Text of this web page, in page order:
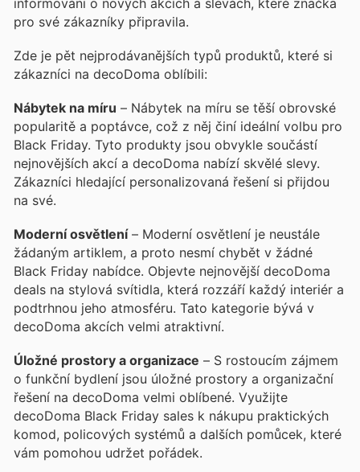
pro své zákazníky připravila.
Zde je pět nejprodávanějších typů produktů, které si
zákazníci na decoDoma oblíbili:
Nábytek na míru – Nábytek na míru se těší obrovské
popularitě a poptávce, což z něj činí ideální volbu pro
Black Friday. Tyto produkty jsou obvykle součástí
nejnovějších akcí a decoDoma nabízí skvělé slevy.
Zákazníci hledající personalizovaná řešení si přijdou
na své.
Moderní osvětlení– Moderní osvětlení je neustále
žádaným artiklem, a proto nesmí chybět v žádné
Black Friday nabídce. Objevte nejnovější decoDoma
deals na stylová svítidla, která rozzáří každý interiér a
podtrhnou jeho atmosféru. Tato kategorie bývá v
decoDoma akcích velmi atraktivní.
Úložné prostory a organizace – S rostoucím zájmem
o funkční bydlení jsou úložné prostory a organizační
řešení na decoDoma velmi oblíbené. Využijte
decoDoma Black Friday sales k nákupu praktických
komod, policových systémů a dalších pomůcek, které
vám pomohou udržet pořádek.